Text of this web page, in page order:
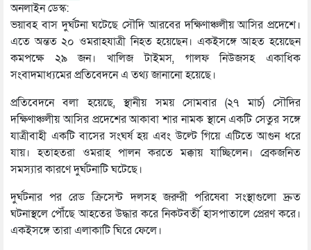
অনলাইন ডেস্ক:
ভয়াবহ বাস দুর্ঘটনা ঘটেছে সৌদি আরবের দক্ষিণাঞ্চলীয় আসির প্রদেশে।
এতে অন্তত ২০ ওমরাহযাত্রী নিহত হয়েছেন। একইসঙ্গে আহত হয়েছেন
কমপক্ষে ২৯ জন। খালিজ টাইমস, গালফ নিউজসহ একাধিক
সংবাদমাধ্যমের প্রতিবেদনে এ তথ্য জানানো হয়েছে।
প্রতিবেদনে বলা হয়েছে, স্থানীয় সময় সোমবার (২৭ মার্চ) সৌদির
দক্ষিণাঞ্চলীয় আসির প্রদেশের আকাবা শার নামক স্থানে একটি সেতুর সঙ্গে
যাত্রীবাহী একটি বাসের সংঘর্ষ হয় এবং উল্টে গিয়ে এটিতে আগুন ধরে
যায়। হতাহতরা ওমরাহ পালন করতে মক্কায় যাচ্ছিলেন। ব্রেকজনিত
সমস্যার কারণে দুর্ঘটনাটি ঘটেছে।
দুর্ঘটনার পর রেড ক্রিসেন্ট দলসহ জরুরী পরিষেবা সংস্থাগুলো দ্রুত
ঘটনাস্থলে পৌঁছে আহতের উদ্ধার করে নিকটবর্তী হাসপাতালে প্রেরণ করে।
একইসঙ্গে তারা এলাকাটি ঘিরে ফেলে।